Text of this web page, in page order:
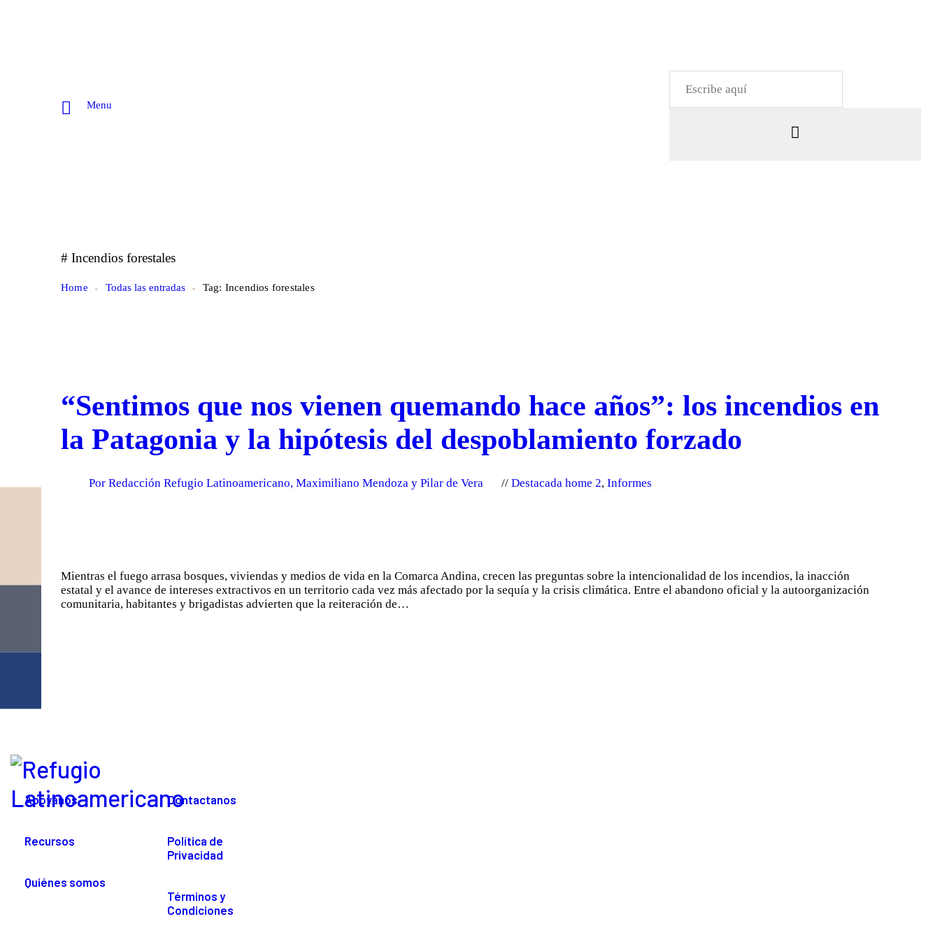
Menu
# Incendios forestales
Home Todas las entradas Tag: Incendios forestales
“Sentimos que nos vienen quemando hace años”: los incendios en
la Patagonia y la hipótesis del despoblamiento forzado
Por Redacción Refugio Latinoamericano, Maximiliano Mendoza y Pilar de Vera Destacada home 2,Informes
Mientras el fuego arrasa bosques, viviendas y medios de vida en la Comarca Andina, crecen las preguntas sobre la intencionalidad de los incendios, la inacción
estatal y el avance de intereses extractivos en un territorio cada vez más afectado por la sequía y la crisis climática. Entre el abandono oficial y la autoorganización
comunitaria, habitantes y brigadistas advierten que la reiteración de…
Apoyanos
Recursos
Quiénes somos
Contactanos
Política de
Privacidad
Términos y
Condiciones